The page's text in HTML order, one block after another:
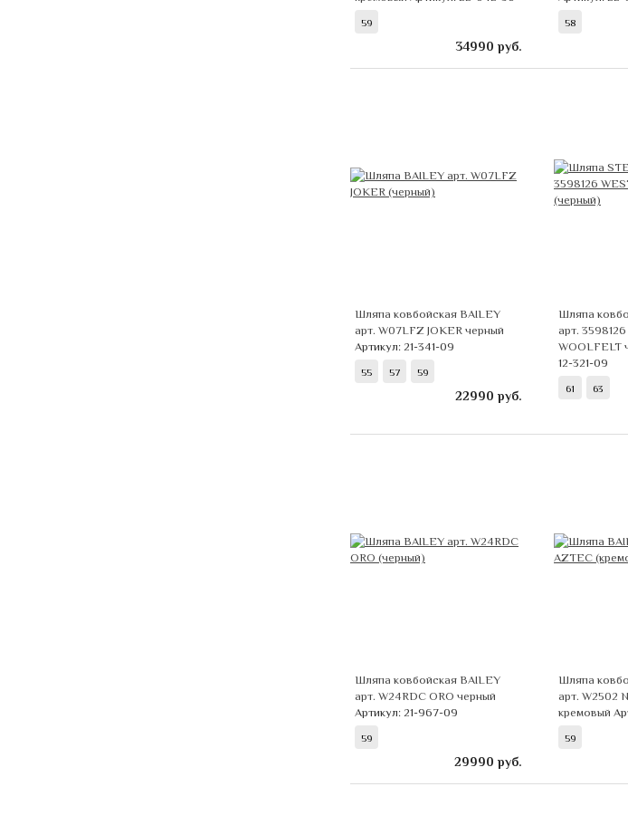
59
34990 руб.
58
Шляпа ковбойская BAILEY
арт. W07LFZ JOKER черный
Артикул: 21-341-09
55 57 59
22990 руб.
Шляпа
арт.
WOOLFELT
12-321-09
61 63
Шляпа ковбойская BAILEY
арт. W24RDC ORO черный
Артикул: 21-967-09
59
29990 руб.
Шляпа
арт. W2502
кремовый
59